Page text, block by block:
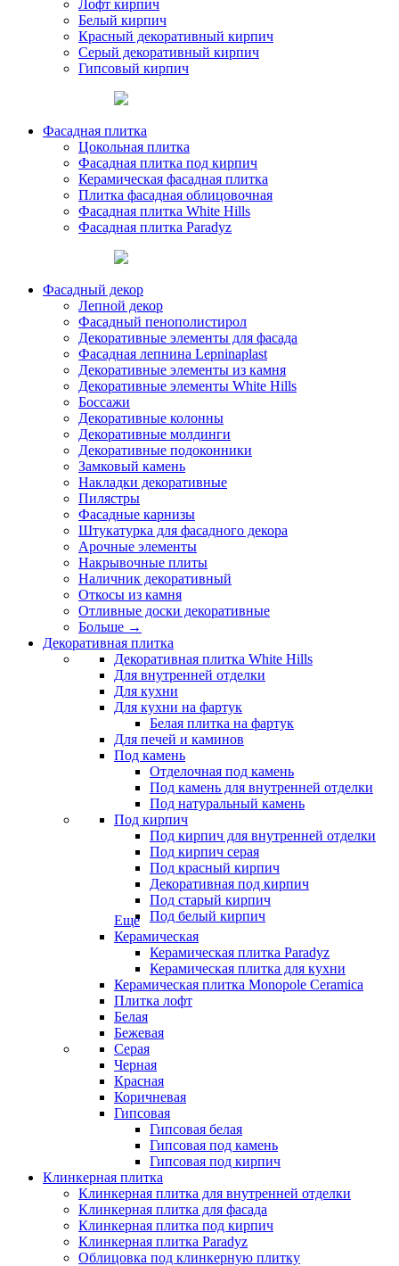
Лофт кирпич
Белый кирпич
Красный декоративный кирпич
Серый декоративный кирпич
Гипсовый кирпич
Фасадная плитка
Цокольная плитка
Фасадная плитка под кирпич
Керамическая фасадная плитка
Плитка фасадная облицовочная
Фасадная плитка White Hills
Фасадная плитка Paradyz
Фасадный декор
Лепной декор
Фасадный пенополистирол
Декоративные элементы для фасада
Фасадная лепнина Lepninaplast
Декоративные элементы из камня
Декоративные элементы White Hills
Боссажи
Декоративные колонны
Декоративные молдинги
Декоративные подоконники
Замковый камень
Накладки декоративные
Пилястры
Фасадные карнизы
Штукатурка для фасадного декора
Арочные элементы
Накрывочные плиты
Наличник декоративный
Откосы из камня
Отливные доски декоративные
Больше →
Декоративная плитка
Декоративная плитка White Hills
Для внутренней отделки
Для кухни
Для кухни на фартук
Белая плитка на фартук
Для печей и каминов
Под камень
Отделочная под камень
Под камень для внутренней отделки
Под натуральный камень
Под кирпич
Под кирпич для внутренней отделки
Под кирпич серая
Под красный кирпич
Декоративная под кирпич
Под старый кирпич
Под белый кирпич
Еще
Керамическая
Керамическая плитка Paradyz
Керамическая плитка для кухни
Керамическая плитка Monopole Ceramica
Плитка лофт
Белая
Бежевая
Серая
Черная
Красная
Коричневая
Гипсовая
Гипсовая белая
Гипсовая под камень
Гипсовая под кирпич
Клинкерная плитка
Клинкерная плитка для внутренней отделки
Клинкерная плитка для фасада
Клинкерная плитка под кирпич
Клинкерная плитка Paradyz
Облицовка под клинкерную плитку